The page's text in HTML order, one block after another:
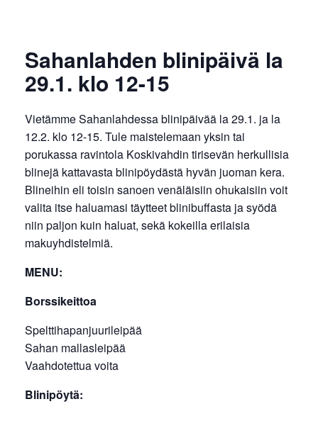
Sahanlahden blinipäivä la
29.1. klo 12-15
Vietämme Sahanlahdessa blinipäivää la 29.1. ja la
12.2. klo 12-15. Tule maistelemaan yksin tai
porukassa ravintola Koskivahdin tirisevän herkullisia
blinejä kattavasta blinipöydästä hyvän juoman kera.
Blineihin eli toisin sanoen venäläisiin ohukaisiin voit
valita itse haluamasi täytteet blinibuffasta ja syödä
niin paljon kuin haluat, sekä kokeilla erilaisia
makuyhdistelmiä.
MENU:
Borssikeittoa
Spelttihapanjuurileipää
Sahan mallasleipää
Vaahdotettua voita
Blinipöytä: